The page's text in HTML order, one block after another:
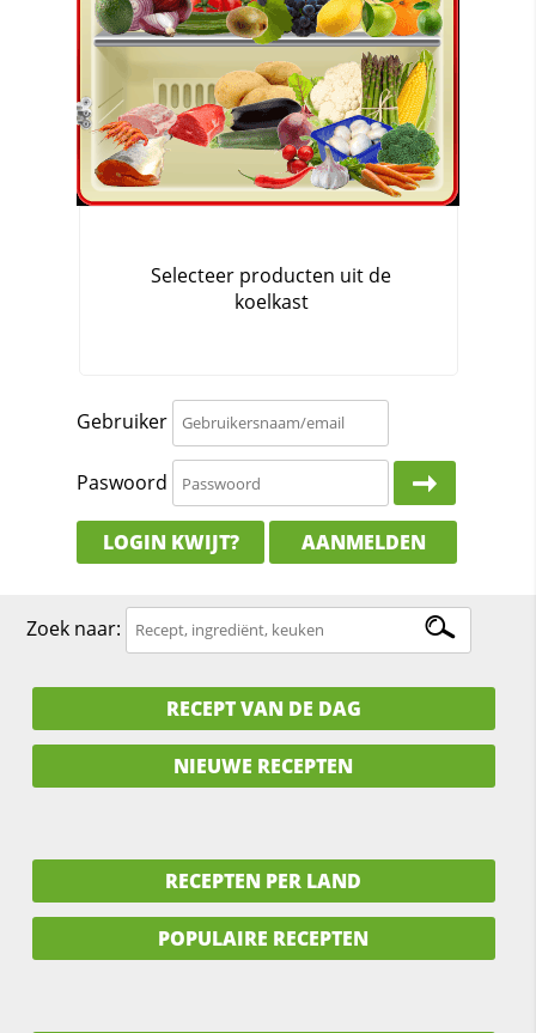
Gebruiker
Paswoord
LOGIN KWIJT? AANMELDEN
Zoek naar:
RECEPT VAN DE DAG
NIEUWE RECEPTEN
RECEPTEN PER LAND
POPULAIRE RECEPTEN